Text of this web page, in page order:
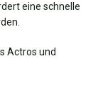
eine schnelle
Actros und